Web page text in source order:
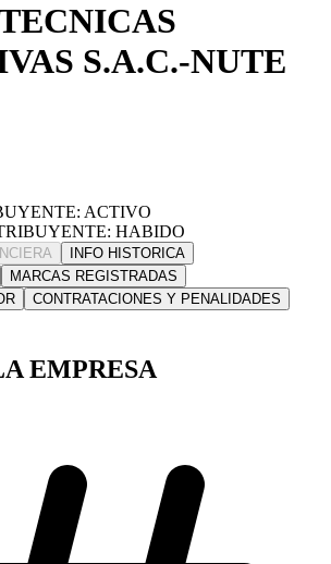
S.A.C.-NUTE
ACTIVO
HABIDO
INFO HISTORICA
MARCAS REGISTRADAS
CONTRATACIONES Y PENALIDADES
EMPRESA